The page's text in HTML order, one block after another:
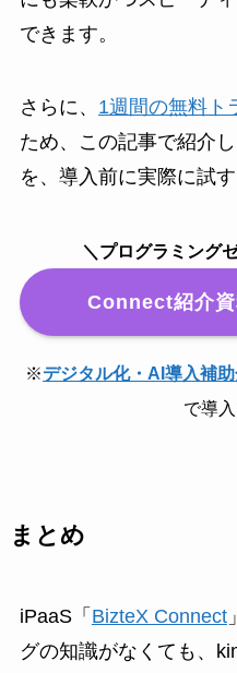
できます。
さらに、 1週間の無料ト
ため、この記事で紹介
を、導入前に実際に試
＼プログラミング
Connect紹介資
※デジタル化・AI導入補
で導
まとめ
iPaaS「 BizteX Connect
グの知識がなくても、